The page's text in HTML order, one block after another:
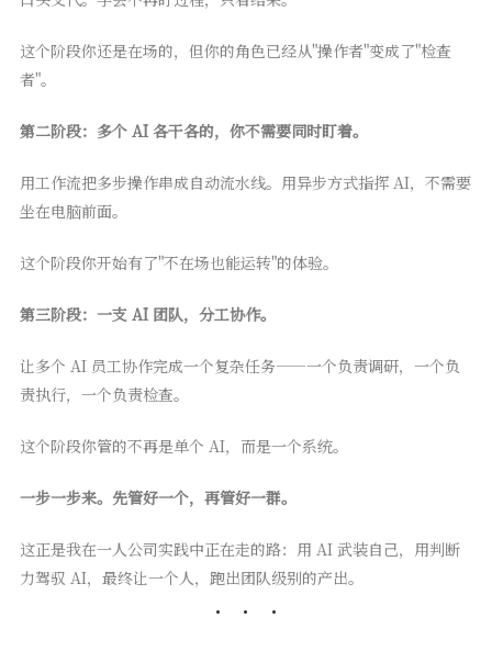
这个阶段你还是在场的，但你的角色已经从"操作者"变成了"检查
者"。
第二阶段：多个 AI 各干各的，你不需要同时盯着。
用工作流把多步操作串成自动流水线。用异步方式指挥 AI，不需要
坐在电脑前面。
这个阶段你开始有了"不在场也能运转"的体验。
第三阶段：一支 AI 团队，分工协作。
让多个 AI 员工协作完成一个复杂任务——一个负责调研，一个负
责执行，一个负责检查。
这个阶段你管的不再是单个 AI，而是一个系统。
一步一步来。先管好一个，再管好一群。
这正是我在一人公司实践中正在走的路：用 AI 武装自己，用判断
力驾驭 AI，最终让一个人，跑出团队级别的产出。